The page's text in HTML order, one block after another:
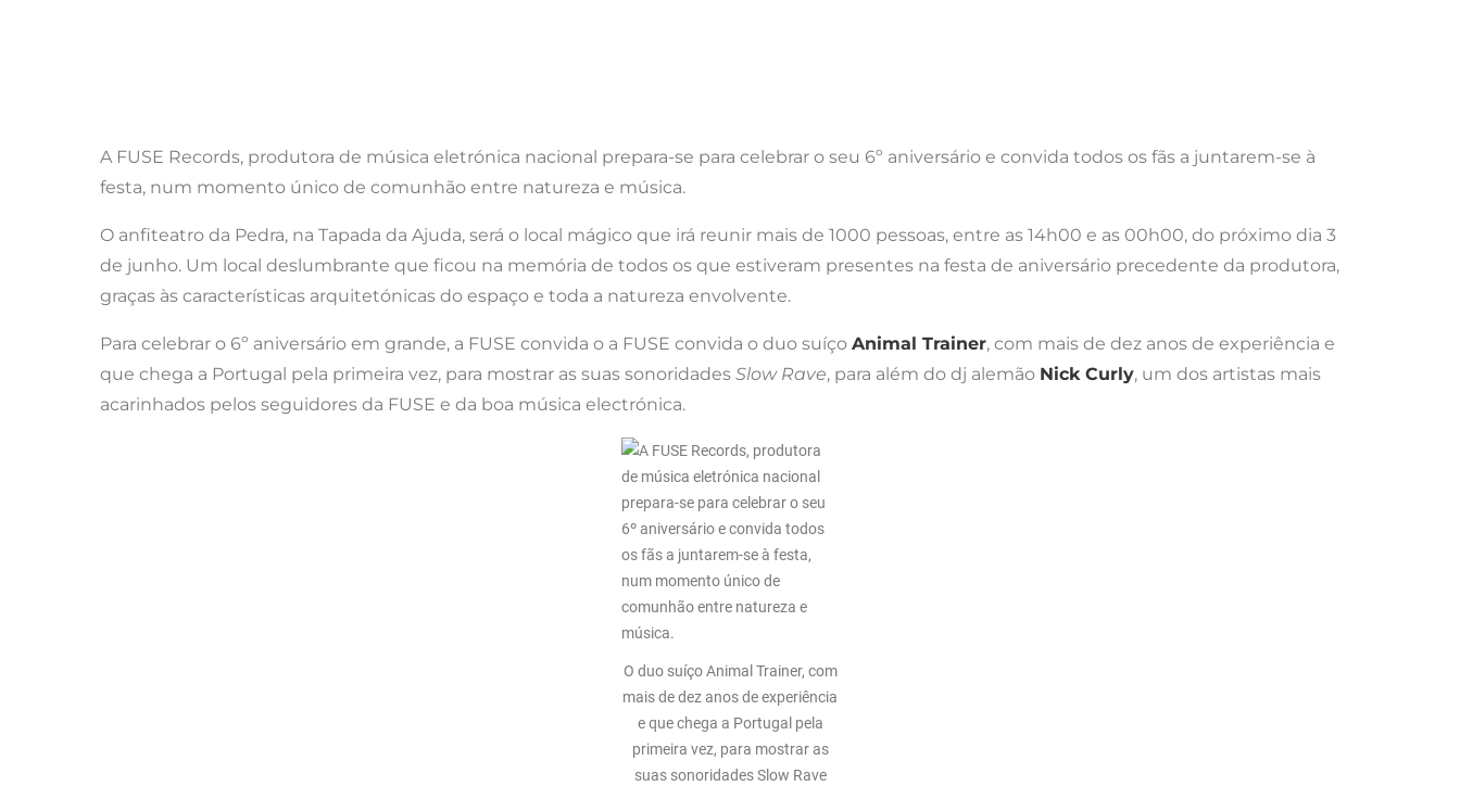
A FUSE Records, produtora de música eletrónica nacional prepara-se para celebrar o seu 6º aniversário e convida todos os fãs a juntarem-se à
festa, num momento único de comunhão entre natureza e música.
O anfiteatro da Pedra, na Tapada da Ajuda, será o local mágico que irá reunir mais de 1000 pessoas, entre as 14h00 e as 00h00, do próximo dia 3
de junho. Um local deslumbrante que ficou na memória de todos os que estiveram presentes na festa de aniversário precedente da produtora,
graças às características arquitetónicas do espaço e toda a natureza envolvente.
Para celebrar o 6º aniversário em grande, a FUSE convida o a FUSE convida o duo suíço Animal Trainer, com mais de dez anos de experiência e
que chega a Portugal pela primeira vez, para mostrar as suas sonoridades Slow Rave, para além do dj alemão Nick Curly, um dos artistas mais
acarinhados pelos seguidores da FUSE e da boa música electrónica.
O duo suíço Animal Trainer, com
mais de dez anos de experiência
e que chega a Portugal pela
primeira vez, para mostrar as
suas sonoridades Slow Rave